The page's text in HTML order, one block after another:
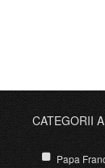
CATEGORII
Papa